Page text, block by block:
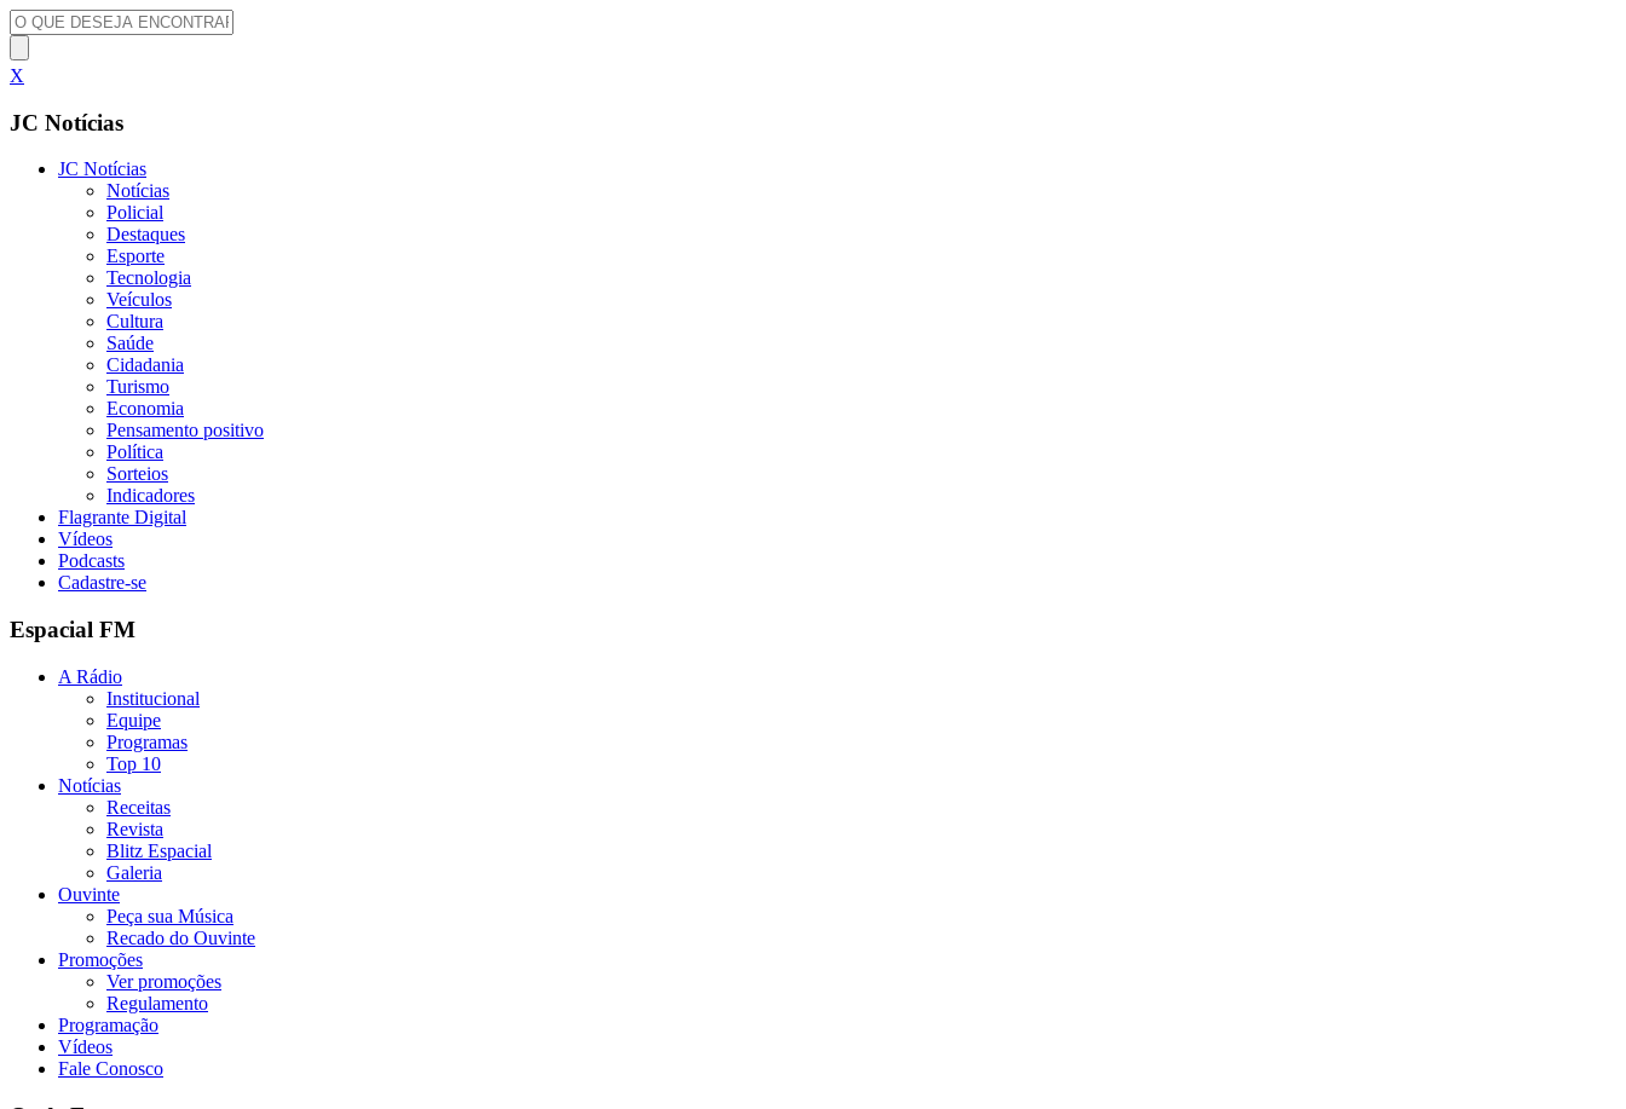
X
JC Notícias
JC Notícias
Notícias
Policial
Destaques
Esporte
Tecnologia
Veículos
Cultura
Saúde
Cidadania
Turismo
Economia
Pensamento positivo
Política
Sorteios
Indicadores
Flagrante Digital
Vídeos
Podcasts
Cadastre-se
Espacial FM
A Rádio
Institucional
Equipe
Programas
Top 10
Notícias
Receitas
Revista
Blitz Espacial
Galeria
Ouvinte
Peça sua Música
Recado do Ouvinte
Promoções
Ver promoções
Regulamento
Programação
Vídeos
Fale Conosco